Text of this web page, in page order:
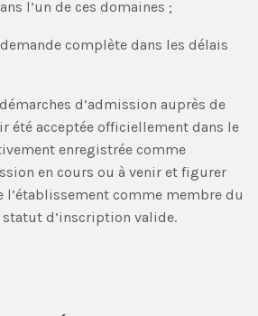
l’un de ces domaines ;
complète dans les délais
d’admission auprès de
été acceptée officiellement dans le
enregistrée comme
en cours ou à venir et figurer
l’établissement comme membre du
d’inscription valide.